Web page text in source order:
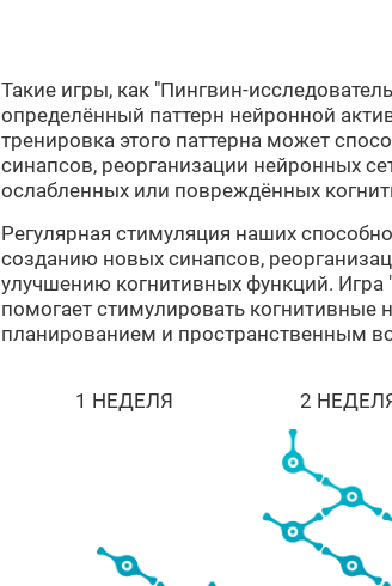
Такие игры, как "Пингвин-
определённый паттерн нейронной
тренировка этого паттерна может
синапсов, реорганизации нейронных
ослабленных или повреждённых
Регулярная стимуляция наших
созданию новых синапсов,
улучшению когнитивных функций. Игра
помогает стимулировать когнитивные
планированием и пространственным
1 НЕДЕЛЯ 2